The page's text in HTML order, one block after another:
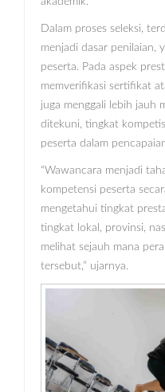
Dalam proses seleksi,
menjadi dasar penilaian,
peserta. Pada aspek
memverifikasi sertifikat
juga menggali lebih jauh
ditekuni, tingkat
peserta dalam
“Wawancara menjadi
kompetensi peserta
mengetahui tingkat
tingkat lokal, provinsi,
melihat sejauh mana
tersebut,” ujarnya.